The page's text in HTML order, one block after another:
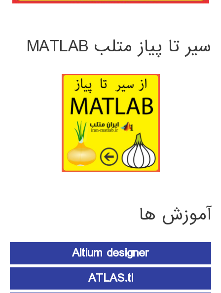
سیر تا پیاز متلب MATLAB
آموزش ها
Altium designer
ATLAS.ti